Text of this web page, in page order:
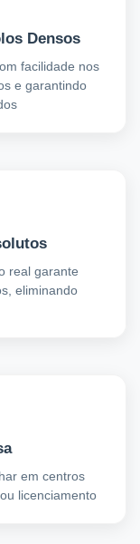
Densos
facilidade nos
e garantindo
real garante
eliminando
em centros
licenciamento